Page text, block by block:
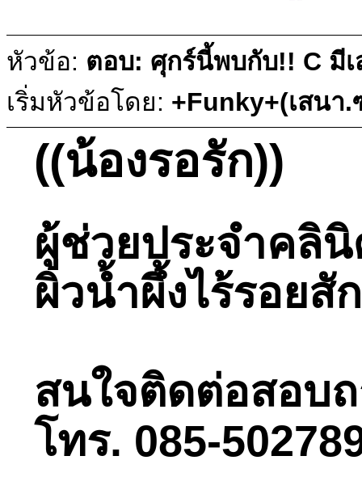
หัวข้อ: ตอบ: ศุกร์นี้พบกับ!! C มี
เริ่มหัวข้อโดย: +Funky+(เสนา
((น้องรอรัก))
ผู้ช่วยประจำคลิ
ผิวน้ำผึ้งไร้รอย
สนใจติดต่อสอบ
โทร. 085-